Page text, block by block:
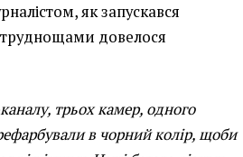
як запускався
довелося
трьох камер, одного
в чорний колір, щоби